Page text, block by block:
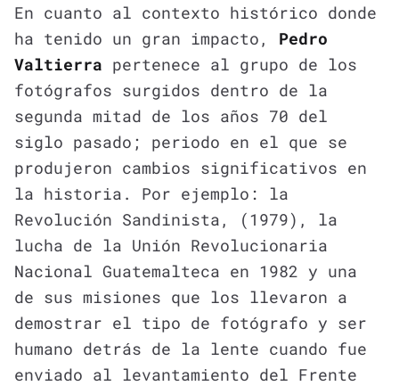
En cuanto al contexto histórico donde
ha tenido un gran impacto, Pedro
Valtierra pertenece al grupo de los
fotógrafos surgidos dentro de la
segunda mitad de los años 70 del
siglo pasado; periodo en el que se
produjeron cambios significativos en
la historia. Por ejemplo: la
Revolución Sandinista, (1979), la
lucha de la Unión Revolucionaria
Nacional Guatemalteca en 1982 y una
de sus misiones que los llevaron a
demostrar el tipo de fotógrafo y ser
humano detrás de la lente cuando fue
enviado al levantamiento del Frente